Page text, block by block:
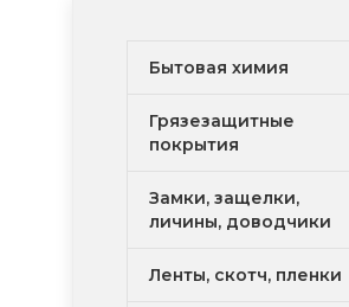
Бытовая химия
Грязезащитные
покрытия
Замки, защелки,
личины, доводчики
Ленты, скотч, пленки